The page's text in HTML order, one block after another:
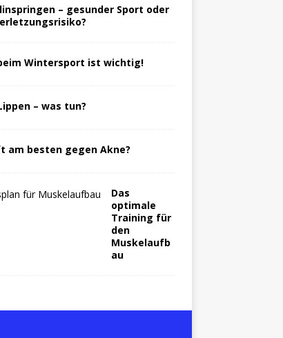
– gesunder Sport oder
Wintersport ist wichtig!
– was tun?
am besten gegen Akne?
Das
optimale
Training für
den
Muskelaufb
au